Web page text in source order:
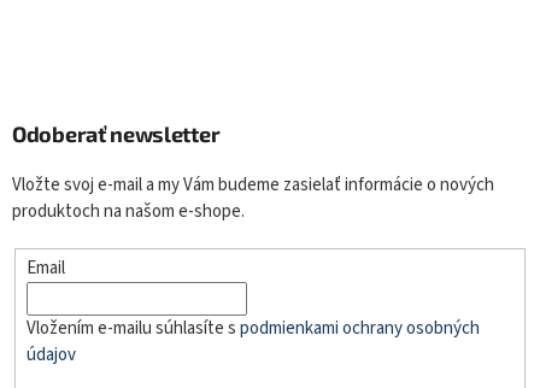
Odoberať newsletter
Vložte svoj e-mail a my Vám budeme zasielať informácie o nových
produktoch na našom e-shope.
Email
Vložením e-mailu súhlasíte spodmienkami ochrany osobných
údajov